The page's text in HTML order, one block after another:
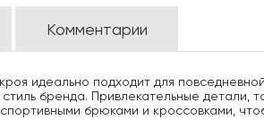
Комментарии
идеально подходит для
бренда. Привлекательные
брюками и кроссовками,